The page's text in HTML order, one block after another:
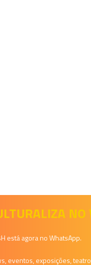
está agora no WhatsApp.
eventos, exposições,